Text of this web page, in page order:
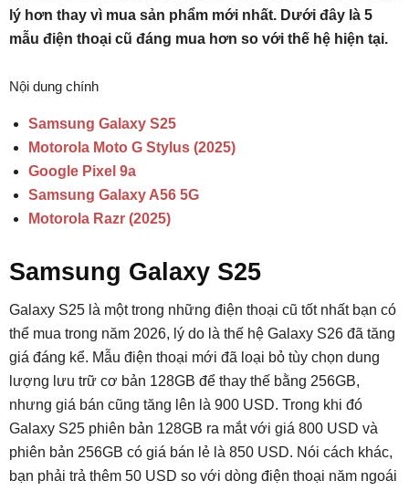
lý hơn thay vì mua sản phẩm mới nhất. Dưới đây là 5
mẫu điện thoại cũ đáng mua hơn so với thế hệ hiện tại.
Nội dung chính
Samsung Galaxy S25
Motorola Moto G Stylus (2025)
Google Pixel 9a
Samsung Galaxy A56 5G
Motorola Razr (2025)
Samsung Galaxy S25
Galaxy S25 là một trong những điện thoại cũ tốt nhất bạn có
thể mua trong năm 2026, lý do là thế hệ Galaxy S26 đã tăng
giá đáng kể. Mẫu điện thoại mới đã loại bỏ tùy chọn dung
lượng lưu trữ cơ bản 128GB để thay thế bằng 256GB,
nhưng giá bán cũng tăng lên là 900 USD. Trong khi đó
Galaxy S25 phiên bản 128GB ra mắt với giá 800 USD và
phiên bản 256GB có giá bán lẻ là 850 USD. Nói cách khác,
bạn phải trả thêm 50 USD so với dòng điện thoại năm ngoái